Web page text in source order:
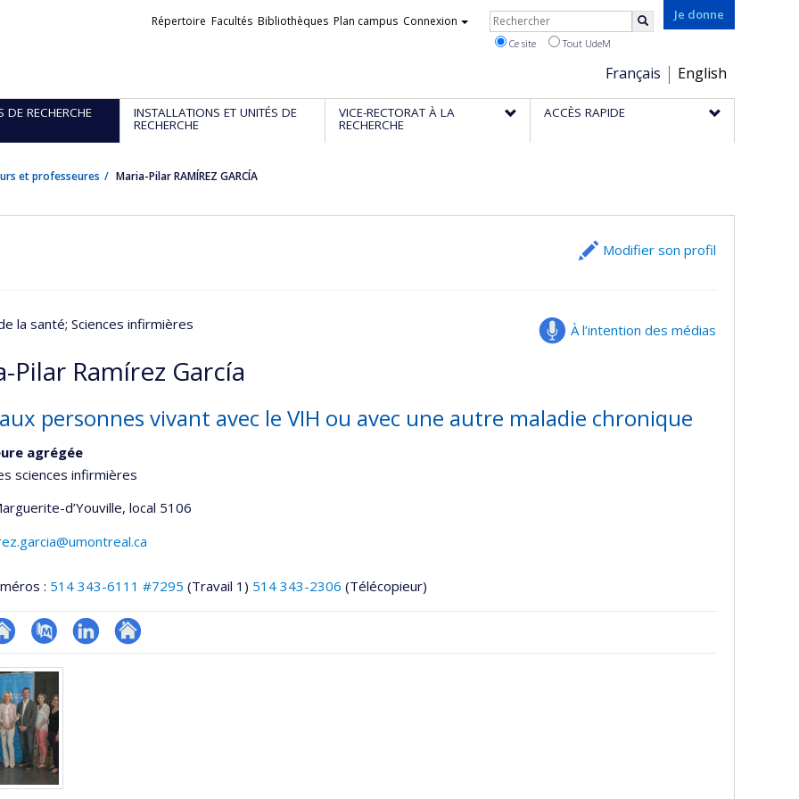
Je donne
Choix
de
la
Français English
Liens
Répertoire Facultés Bibliothèques Plan campus Connexion Rechercher
Ce site Tout UdeM
DE RECHERCHE INSTALLATIONS ET UNITÉS DE
RECHERCHE
VICE-RECTORAT À LA
RECHERCHE
ACCÈS RAPIDE
et professeures Maria-Pilar RAMÍREZ GARCÍA
Modifier son profil
À l’intention des médias
la santé; Sciences infirmières
Pilar Ramírez García
personnes vivant avec le VIH ou avec une autre maladie chronique
agrégée
sciences infirmières
d’Youville, local 5106
: 514 343-6111 #7295 (Travail 1) 514 343-2306 (Télécopieur)
PubMedLinkedInAutre